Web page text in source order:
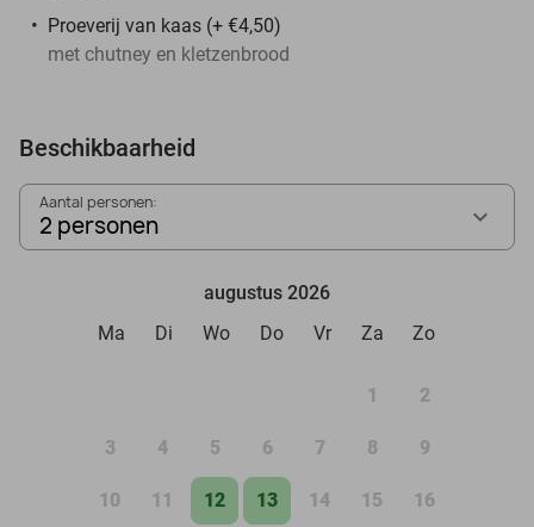
Proeverij van kaas (+ €4,50)
met chutney en kletzenbrood
Beschikbaarheid
Aantal personen:
2 personen
augustus 2026
Ma
Di Wo Do Vr Za Zo
1 2
3 4 5 6 7 8 9
10 11 12 13 14 15 16